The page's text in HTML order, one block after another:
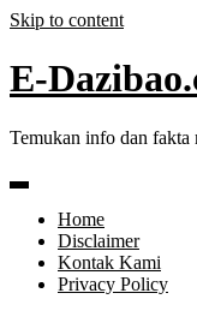
Skip to content
E-
Temukan info dan fakta
Home
Disclaimer
Kontak Kami
Privacy Policy